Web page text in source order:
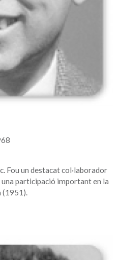
Fou un destacat col·laborador
participació important en la
(1951).